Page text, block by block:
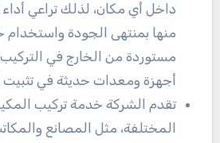
داخل أي مكان، لذلك تراعي أداء
منها بمنتهى الجودة واستخدام
مستوردة من الخارج في
أجهزة ومعدات حديثة في تثبيت
تقدم الشركة خدمة تركيب
المختلفة، مثل المصانع